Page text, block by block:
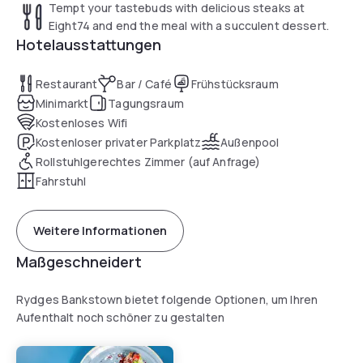
Tempt your tastebuds with delicious steaks at
Eight74 and end the meal with a succulent dessert.
Hotelausstattungen
Restaurant Bar / Café
Frühstücksraum
Minimarkt
Tagungsraum
Kostenloses Wifi
Kostenloser privater Parkplatz
Außenpool
Rollstuhlgerechtes Zimmer (auf Anfrage)
Fahrstuhl
Weitere Informationen
Maßgeschneidert
Rydges Bankstown bietet folgende Optionen, um Ihren
Aufenthalt noch schöner zu gestalten